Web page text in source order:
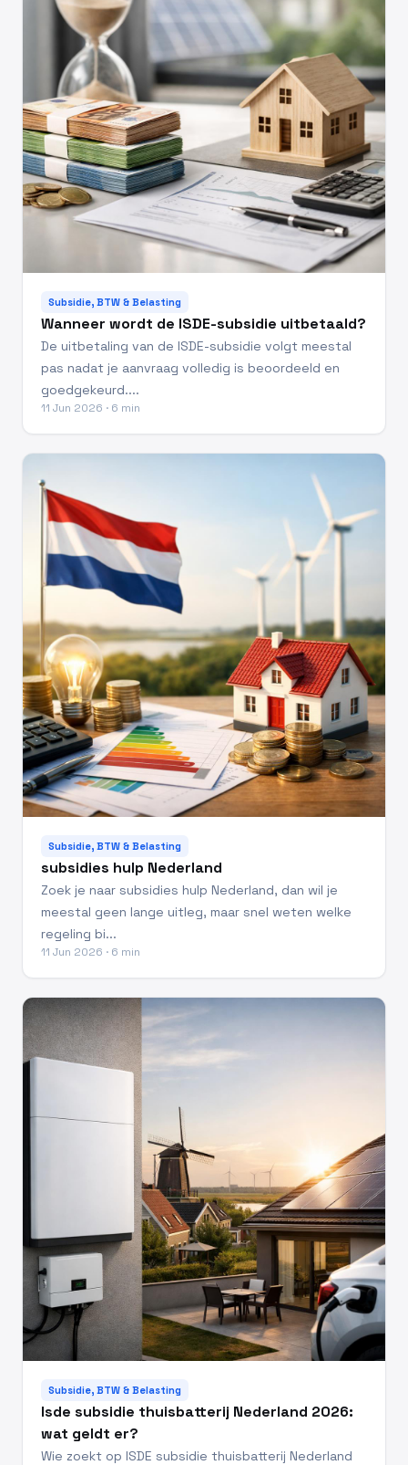
Subsidie, BTW & Belasting
Wanneer wordt de ISDE-subsidie uitbetaald?
De uitbetaling van de ISDE-subsidie volgt meestal
pas nadat je aanvraag volledig is beoordeeld en
goedgekeurd....
11 Jun 2026 · 6 min
Subsidie, BTW & Belasting
subsidies hulp Nederland
Zoek je naar subsidies hulp Nederland, dan wil je
meestal geen lange uitleg, maar snel weten welke
regeling bi...
11 Jun 2026 · 6 min
Subsidie, BTW & Belasting
Isde subsidie thuisbatterij Nederland 2026:
wat geldt er?
Wie zoekt op ISDE subsidie thuisbatterij Nederland